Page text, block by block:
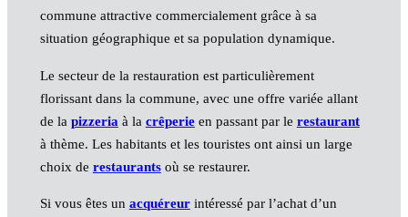
commune attractive commercialement grâce à sa
situation géographique et sa population dynamique.
Le secteur de la restauration est particulièrement
florissant dans la commune, avec une offre variée allant
de la pizzeria à la crêperieen passant par le restaurant
à thème. Les habitants et les touristes ont ainsi un large
choix de restaurantsoù se restaurer.
Si vous êtes un acquéreurintéressé par l’achat d’un